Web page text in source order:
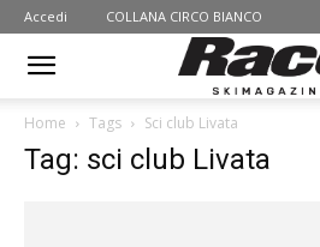
Accedi COLLANA CIRCO BIANCO
Home Tags Sci club Livata
Tag: sci club Livata